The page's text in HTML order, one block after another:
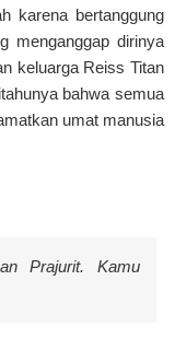
karena bertanggung
menganggap dirinya
keluarga Reiss Titan
bahwa semua
umat manusia
Prajurit. Kamu